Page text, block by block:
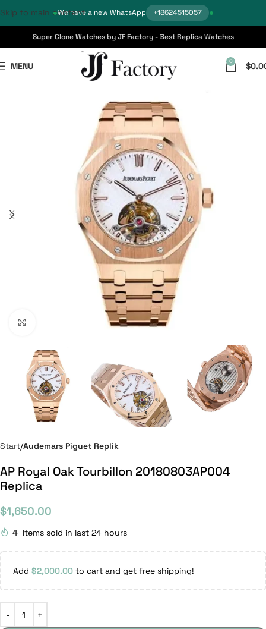
We have a new WhatsApp +18624515057
Skip to main content
Super Clone Watches by JF Factory - Best Replica Watches
MENU 0 $
Start Audemars Piguet Replik
AP Royal Oak Tourbillon 20180803AP004
Replica
$1,650.00
4 Items sold in last 24 hours
Add $2,000.00 to cart and get free shipping!